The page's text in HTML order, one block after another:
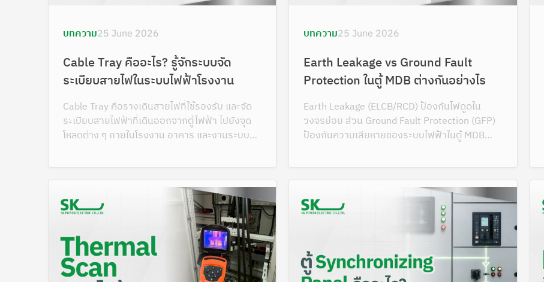
บทความ25 June 2026
Cable Tray คืออะไร? รู้จักระบบจัด
ระเบียบสายไฟในระบบไฟฟ้าโรงงาน
Cable Tray คือรางเดินสายไฟที่ใช้รองรับ และจัด
ระเบียบสายไฟฟ้าที่เดินออกจากตู้ไฟฟ้า ไปยังจุด
โหลดต่าง ๆ ภายในโรงงาน อาคาร และงานระบบ
บทความ25 June 2026
Earth Leakage vs Ground Fault
Protection ในตู้ MDB ต่างกันอย่างไร
Earth Leakage (ELCB/RCD) ป้องกันไฟดูดใน
วงจรย่อย ส่วน Ground Fault Protection (GFP)
ป้องกันความเสียหายของระบบไฟฟ้าในตู้ MDB